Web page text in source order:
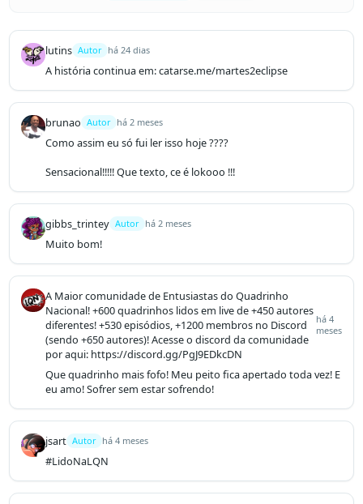
lutins Autor há 24 dias
A história continua em: catarse.me/martes2eclipse
brunao Autor há 2 meses
Como assim eu só fui ler isso hoje ????
Sensacional!!!!! Que texto, ce é lokooo !!!
gibbs_trintey Autor há 2 meses
Muito bom!
A Maior comunidade de Entusiastas do Quadrinho
Nacional! +600 quadrinhos lidos em live de +450 autores
diferentes! +530 episódios, +1200 membros no Discord
(sendo +650 autores)! Acesse o discord da comunidade
por aqui: https://discord.gg/PgJ9EDkcDN
há 4
meses
Que quadrinho mais fofo! Meu peito fica apertado toda vez! E
eu amo! Sofrer sem estar sofrendo!
jsart Autor há 4 meses
#LidoNaLQN